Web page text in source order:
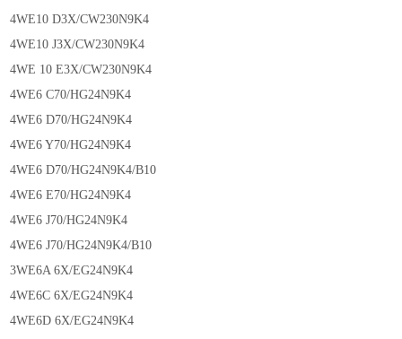
4WE10 D3X/CW230N9K4
4WE10 J3X/CW230N9K4
4WE 10 E3X/CW230N9K4
4WE6 C70/HG24N9K4
4WE6 D70/HG24N9K4
4WE6 Y70/HG24N9K4
4WE6 D70/HG24N9K4/B10
4WE6 E70/HG24N9K4
4WE6 J70/HG24N9K4
4WE6 J70/HG24N9K4/B10
3WE6A 6X/EG24N9K4
4WE6C 6X/EG24N9K4
4WE6D 6X/EG24N9K4